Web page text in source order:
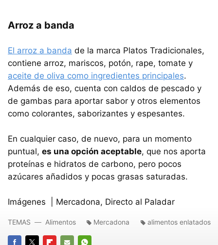
Arroz a banda
El arroz a banda de la marca Platos Tradicionales,
contiene arroz, mariscos, potón, rape, tomate y
aceite de oliva como ingredientes principales.
Además de eso, cuenta con caldos de pescado y
de gambas para aportar sabor y otros elementos
como colorantes, saborizantes y espesantes.
En cualquier caso, de nuevo, para un momento
puntual, es una opción aceptable, que nos aporta
proteínas e hidratos de carbono, pero pocos
azúcares añadidos y pocas grasas saturadas.
Imágenes | Mercadona, Directo al Paladar
TEMAS Alimentos Mercadona alimentos enlatados